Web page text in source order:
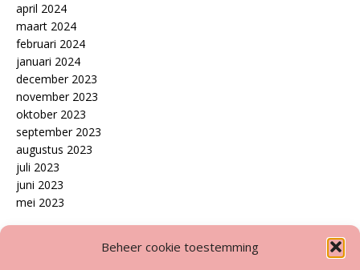
Beheer cookie toestemming
april 2024
maart 2024
februari 2024
januari 2024
december 2023
november 2023
oktober 2023
september 2023
augustus 2023
juli 2023
juni 2023
mei 2023
Disclaimer